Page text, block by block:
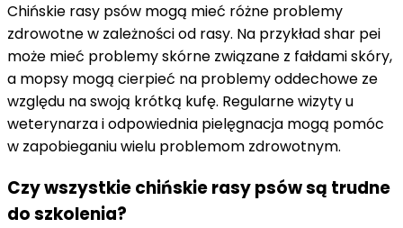
Chińskie rasy psów mogą mieć różne problemy
zdrowotne w zależności od rasy. Na przykład shar pei
może mieć problemy skórne związane z fałdami skóry,
a mopsy mogą cierpieć na problemy oddechowe ze
względu na swoją krótką kufę. Regularne wizyty u
weterynarza i odpowiednia pielęgnacja mogą pomóc
w zapobieganiu wielu problemom zdrowotnym.
Czy wszystkie chińskie rasy psów są trudne
do szkolenia?